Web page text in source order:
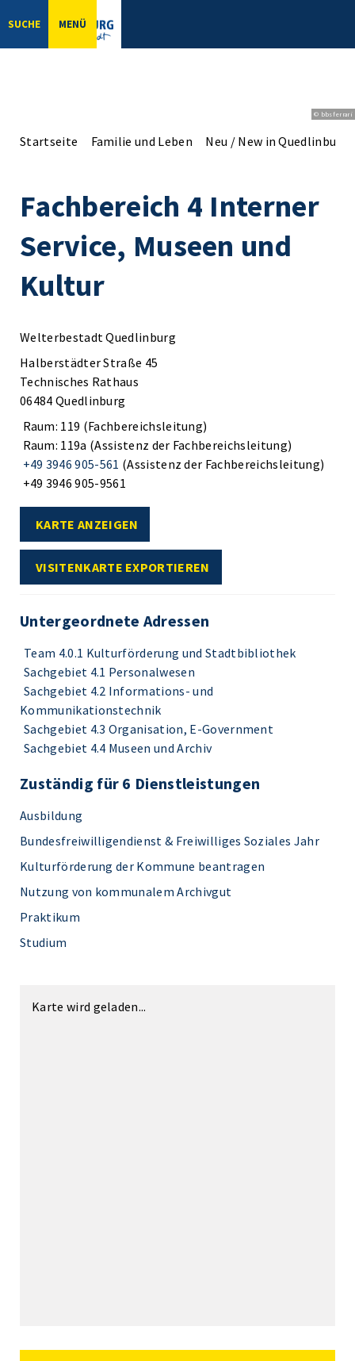
SUCHE MENÜ
© bbsferrari
Startseite Familie und Leben Neu / New in Quedlinburg
Fachbereich 4 Interner
Service, Museen und
Kultur
Welterbestadt Quedlinburg
Halberstädter Straße 45
Technisches Rathaus
06484 Quedlinburg
Raum: 119 (Fachbereichsleitung)
Raum: 119a (Assistenz der Fachbereichsleitung)
+49 3946 905-561 (Assistenz der Fachbereichsleitung)
+49 3946 905-9561
KARTE ANZEIGEN
VISITENKARTE EXPORTIEREN
Untergeordnete Adressen
Team 4.0.1 Kulturförderung und Stadtbibliothek
Sachgebiet 4.1 Personalwesen
Sachgebiet 4.2 Informations- und
Kommunikationstechnik
Sachgebiet 4.3 Organisation, E-Government
Sachgebiet 4.4 Museen und Archiv
Zuständig für 6 Dienstleistungen
Ausbildung
Bundesfreiwilligendienst & Freiwilliges Soziales Jahr
Kulturförderung der Kommune beantragen
Nutzung von kommunalem Archivgut
Praktikum
Studium
Karte wird geladen...